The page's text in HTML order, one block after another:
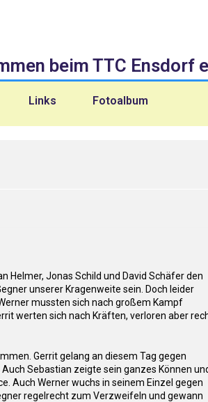
beim TTC Ensdorf
Links Fotoalbum
Helmer, Jonas Schild und David Schäfer den
unserer Kragenweite sein. Doch leider
mussten sich nach großem Kampf
werten sich nach Kräften, verloren aber
Gerrit gelang an diesem Tag gegen
Sebastian zeigte sein ganzes Können
Auch Werner wuchs in seinem Einzel gegen
regelrecht zum Verzweifeln und gewann